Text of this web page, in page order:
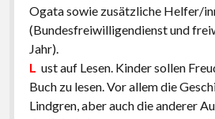
Ogata sowie zusätzliche Helfer/
(Bundesfreiwilligendienst und
Jahr).
L ust auf Lesen. Kinder sollen
Buch zu lesen. Vor allem die
Lindgren, aber auch die anderer